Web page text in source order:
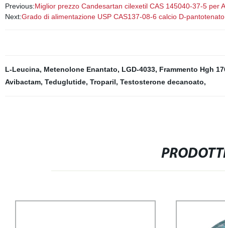
Previous:Miglior prezzo Candesartan cilexetil CAS 145040-37-5 per
Next:Grado di alimentazione USP CAS137-08-6 calcio D-pantotenato
L-Leucina, Metenolone Enantato, LGD-4033, Frammento Hgh
Avibactam, Teduglutide, Troparil, Testosterone decanoato,